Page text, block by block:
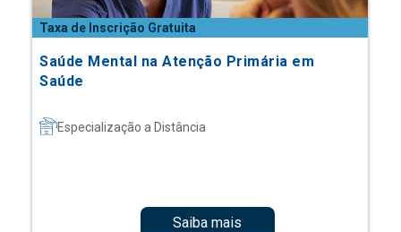
Taxa de Inscrição Gratuita
Saúde Mental na Atenção Primária em
Saúde
Especialização a Distância
Saiba mais